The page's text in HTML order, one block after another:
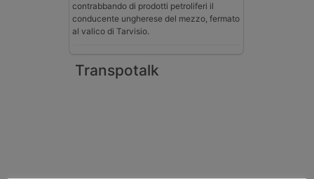
contrabbando di prodotti petroliferi il
conducente ungherese del mezzo, fermato
al valico di Tarvisio.
Transpotalk